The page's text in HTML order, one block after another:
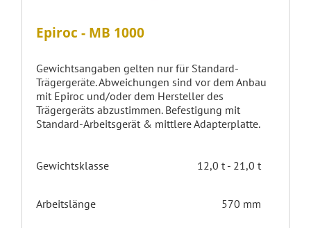
Epiroc - MB 1000
Gewichtsangaben gelten nur für Standard-
Trägergeräte. Abweichungen sind vor dem Anbau
mit Epiroc und/oder dem Hersteller des
Trägergeräts abzustimmen. Befestigung mit
Standard-Arbeitsgerät & mittlere Adapterplatte.
Gewichtsklasse 12,0 t - 21,0 t
Arbeitslänge 570 mm